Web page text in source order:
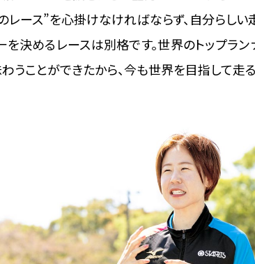
レース”を心掛けなければならず、自分らし
を決めるレースは別格です。世界のトップラ
うことができたから、今も世界を目指して走